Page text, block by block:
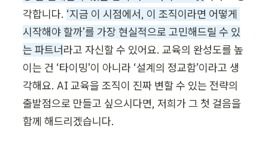
각합니다. ‘지금 이 시점에서, 이 조직이라면 어떻게
시작해야 할까’를 가장 현실적으로 고민해드릴 수 있
는 파트너라고 자신할 수 있어요. 교육의 완성도를 높
이는 건 ‘타이밍’이 아니라 ‘설계의 정교함’이라고 생
각해요. AI 교육을 조직이 진짜 변할 수 있는 전략의
출발점으로 만들고 싶으시다면, 저희가 그 첫 걸음을
함께 해드리겠습니다.